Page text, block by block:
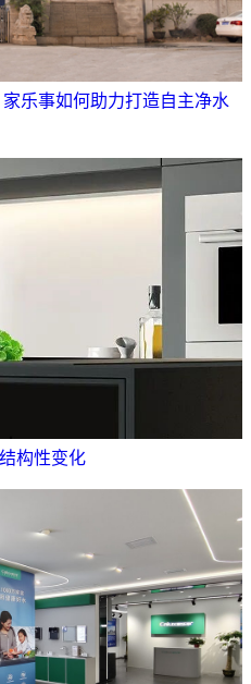
乐事如何助力打造自主净水
构性变化